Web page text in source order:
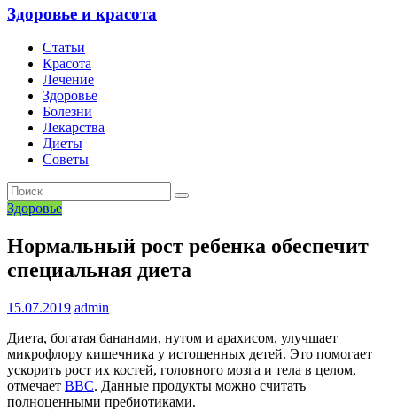
Здоровье и красота
Статьи
Красота
Лечение
Здоровье
Болезни
Лекарства
Диеты
Советы
Здоровье
Нормальный рост ребенка обеспечит
специальная диета
15.07.2019 admin
Диета, богатая бананами, нутом и арахисом, улучшает
микрофлору кишечника у истощенных детей. Это помогает
ускорить рост их костей, головного мозга и тела в целом,
отмечает BBC. Данные продукты можно считать
полноценными пребиотиками.